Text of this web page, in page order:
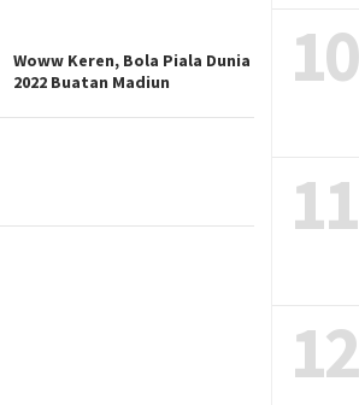
Woww Keren, Bola Piala Dunia
2022 Buatan Madiun
10
11
12